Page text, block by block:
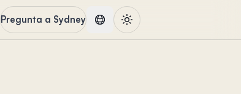
Pregunta a Sydney